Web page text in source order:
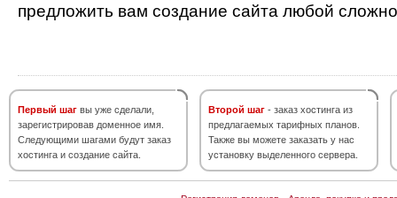
предложить вам создание сайта любой
Первый шаг вы уже сделали,
зарегистрировав доменное имя.
Следующими шагами будут заказ
хостинга и создание сайта.
Второй шаг - заказ хостинга из
предлагаемых тарифных планов.
Также вы можете заказать у нас
установку выделенного сервера.